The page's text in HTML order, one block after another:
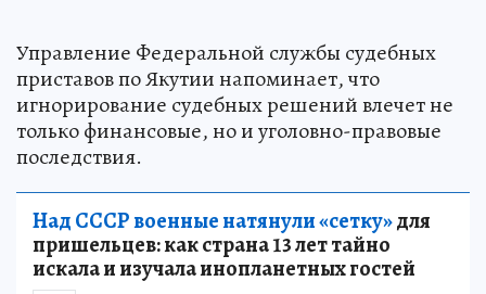
Управление Федеральной службы судебных
приставов по Якутии напоминает, что
игнорирование судебных решений влечет не
только финансовые, но и уголовно-правовые
последствия.
Над СССР военные натянули «сетку»для
пришельцев: как страна 13 лет тайно
искала и изучала инопланетных гостей